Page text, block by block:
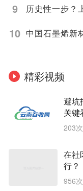
9
10
精彩视频
避坑
关键
203
在社
行？
956